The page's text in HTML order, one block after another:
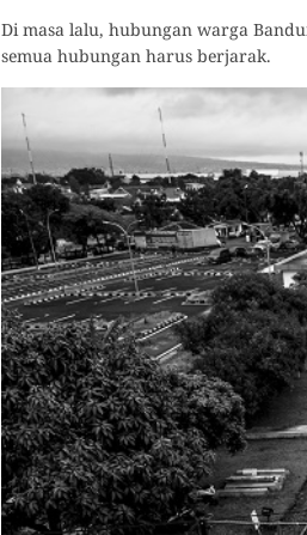
Di masa lalu, hubungan warga
semua hubungan harus berjarak.